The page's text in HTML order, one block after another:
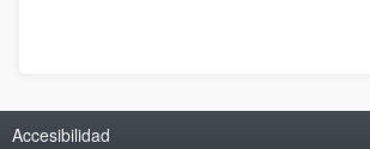
Accesibilidad